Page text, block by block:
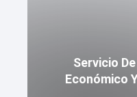
Servicio
Económico